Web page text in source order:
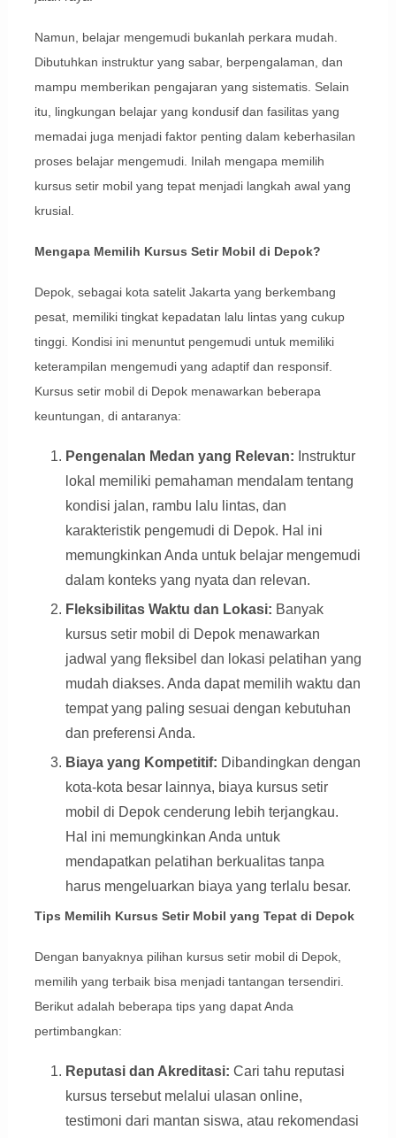
Namun, belajar mengemudi bukanlah perkara mudah.
Dibutuhkan instruktur yang sabar, berpengalaman, dan
mampu memberikan pengajaran yang sistematis. Selain
itu, lingkungan belajar yang kondusif dan fasilitas yang
memadai juga menjadi faktor penting dalam keberhasilan
proses belajar mengemudi. Inilah mengapa memilih
kursus setir mobil yang tepat menjadi langkah awal yang
krusial.
Mengapa Memilih Kursus Setir Mobil di Depok?
Depok, sebagai kota satelit Jakarta yang berkembang
pesat, memiliki tingkat kepadatan lalu lintas yang cukup
tinggi. Kondisi ini menuntut pengemudi untuk memiliki
keterampilan mengemudi yang adaptif dan responsif.
Kursus setir mobil di Depok menawarkan beberapa
keuntungan, di antaranya:
Pengenalan Medan yang Relevan: Instruktur
lokal memiliki pemahaman mendalam tentang
kondisi jalan, rambu lalu lintas, dan
karakteristik pengemudi di Depok. Hal ini
memungkinkan Anda untuk belajar mengemudi
dalam konteks yang nyata dan relevan.
Fleksibilitas Waktu dan Lokasi: Banyak
kursus setir mobil di Depok menawarkan
jadwal yang fleksibel dan lokasi pelatihan yang
mudah diakses. Anda dapat memilih waktu dan
tempat yang paling sesuai dengan kebutuhan
dan preferensi Anda.
Biaya yang Kompetitif: Dibandingkan dengan
kota-kota besar lainnya, biaya kursus setir
mobil di Depok cenderung lebih terjangkau.
Hal ini memungkinkan Anda untuk
mendapatkan pelatihan berkualitas tanpa
harus mengeluarkan biaya yang terlalu besar.
Tips Memilih Kursus Setir Mobil yang Tepat di Depok
Dengan banyaknya pilihan kursus setir mobil di Depok,
memilih yang terbaik bisa menjadi tantangan tersendiri.
Berikut adalah beberapa tips yang dapat Anda
pertimbangkan:
Reputasi dan Akreditasi: Cari tahu reputasi
kursus tersebut melalui ulasan online,
testimoni dari mantan siswa, atau rekomendasi